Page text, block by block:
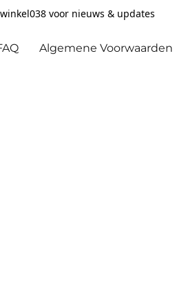
voor nieuws & updates
Algemene Voorwaarden